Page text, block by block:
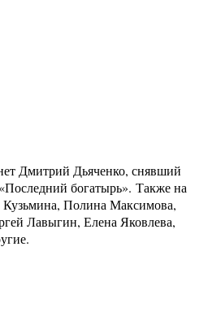
Дмитрий Дьяченко, снявший
богатырь». Также на
Кузьмина, Полина Максимова,
Лавыгин, Елена Яковлева,